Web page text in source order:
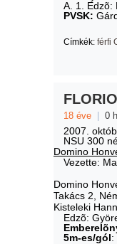
A. 1. Edzõ:
PVSK:
Címkék: férfi
18 éve 0
2007.
NSU 300
Domino
Vezette:
Domino
Takács 2,
Kisteleki
Edzõ:
5m-es/gól: